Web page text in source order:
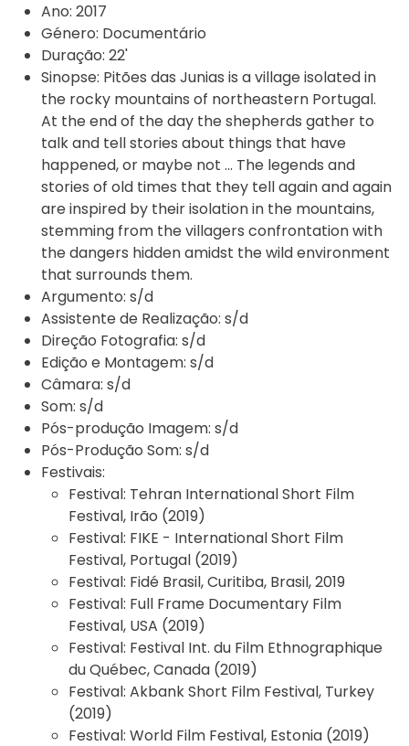
Ano: 2017
Género: Documentário
Duração: 22'
Sinopse: Pitões das Junias is a village isolated in
the rocky mountains of northeastern Portugal.
At the end of the day the shepherds gather to
talk and tell stories about things that have
happened, or maybe not ... The legends and
stories of old times that they tell again and again
are inspired by their isolation in the mountains,
stemming from the villagers confrontation with
the dangers hidden amidst the wild environment
that surrounds them.
Argumento: s/d
Assistente de Realização: s/d
Direção Fotografia: s/d
Edição e Montagem: s/d
Câmara: s/d
Som: s/d
Pós-produção Imagem: s/d
Pós-Produção Som: s/d
Festivais:
Festival: Tehran International Short Film
Festival, Irão (2019)
Festival: FIKE - International Short Film
Festival, Portugal (2019)
Festival: Fidé Brasil, Curitiba, Brasil, 2019
Festival: Full Frame Documentary Film
Festival, USA (2019)
Festival: Festival Int. du Film Ethnographique
du Québec, Canada (2019)
Festival: Akbank Short Film Festival, Turkey
(2019)
Festival: World Film Festival, Estonia (2019)